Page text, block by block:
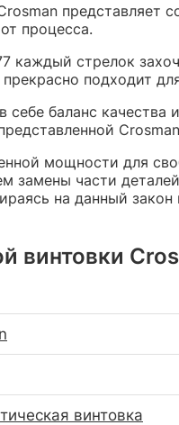
процесса.
стрелок
подходит
баланс
мощности для
замены части
на данный
винтовки
винтовка